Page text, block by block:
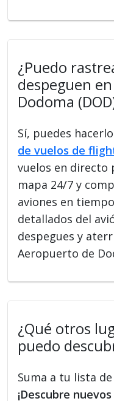
¿Puedo
despeguen
Dodoma
Sí, puedes
de vuelos de
vuelos en directo
mapa 24/7 y
aviones en
detallados del
despegues y
Aeropuerto de
¿Qué otros
puedo
Suma a tu lista
¡Descubre